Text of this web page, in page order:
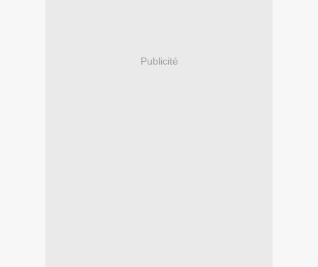
Publicité